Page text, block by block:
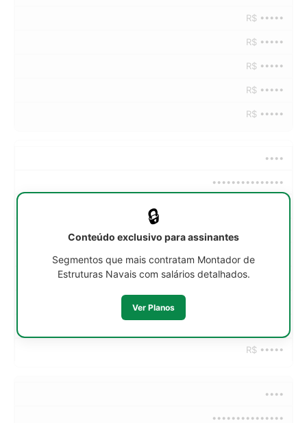
R$ •••••
R$ •••••
R$ •••••
R$ •••••
R$ •••••
••••
•••••••••••••••
R$ •••••
R$ •••••
R$ •••••
••••
•••••••••••••••
🔒
Conteúdo exclusivo para assinantes
Segmentos que mais contratam Montador de
Estruturas Navais com salários detalhados.
Ver Planos